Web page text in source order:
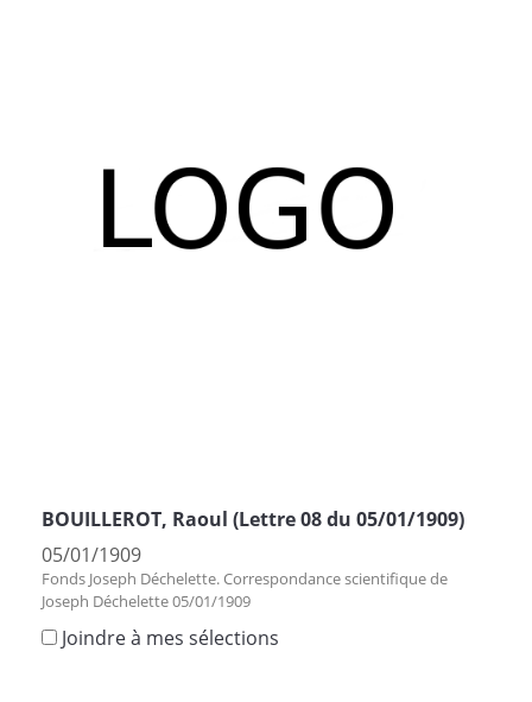
BOUILLEROT, Raoul (Lettre 08 du 05/01/1909)
05/01/1909
Fonds Joseph Déchelette. Correspondance scientifique de
Joseph Déchelette 05/01/1909
Joindre à mes sélections